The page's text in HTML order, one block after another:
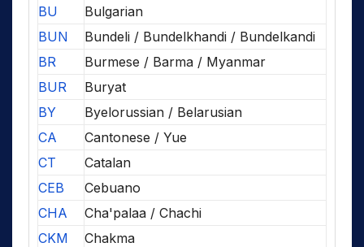
BU
Bulgarian
BUN
Bundeli / Bundelkhandi / Bundelkandi
BR
Burmese / Barma / Myanmar
BUR
Buryat
BY
Byelorussian / Belarusian
CA
Cantonese / Yue
CT
Catalan
CEB
Cebuano
CHA
Cha'palaa / Chachi
CKM
Chakma